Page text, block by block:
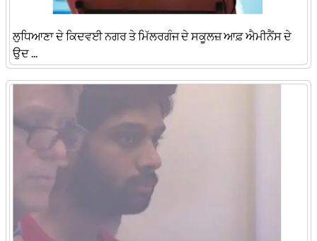
​ਲੁਧਿਆਣਾ ਦੇ ਕਿਦਵਈ ਨਗਰ ਤੇ ਮਿੱਲਰਗੰਜ ਦੇ ਸਕੂਲਜ਼ ਆਫ਼ ਐਮੀਨੈਂਸ ਦੇ
ਉਦ ...